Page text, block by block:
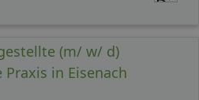
(m/ w/ d)
in Eisenach